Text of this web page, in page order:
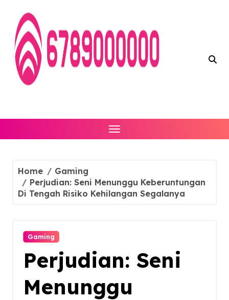
content
Home
Gaming
Perjudian: Seni Menunggu Keberuntungan
Di Tengah Risiko Kehilangan Segalanya
Gaming
Perjudian: Seni
Menunggu